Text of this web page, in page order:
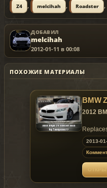
Z4 , melcihah , Roadster ,
ДОБАВИЛ
melcihah
2012-01-11 в 00:08
ПОХОЖИЕ МАТЕРИАЛЫ
BMW
2012
Model
2013-